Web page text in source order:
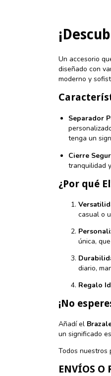
Un accesorio
diseñado con
moderno y
Separador
tenga un
Cierre
tranquilidad
¿Por qué
casual o
única,
diario,
Regalo
¡No
Añadí el
un significado
Todos nuestros
ENVÍOS O